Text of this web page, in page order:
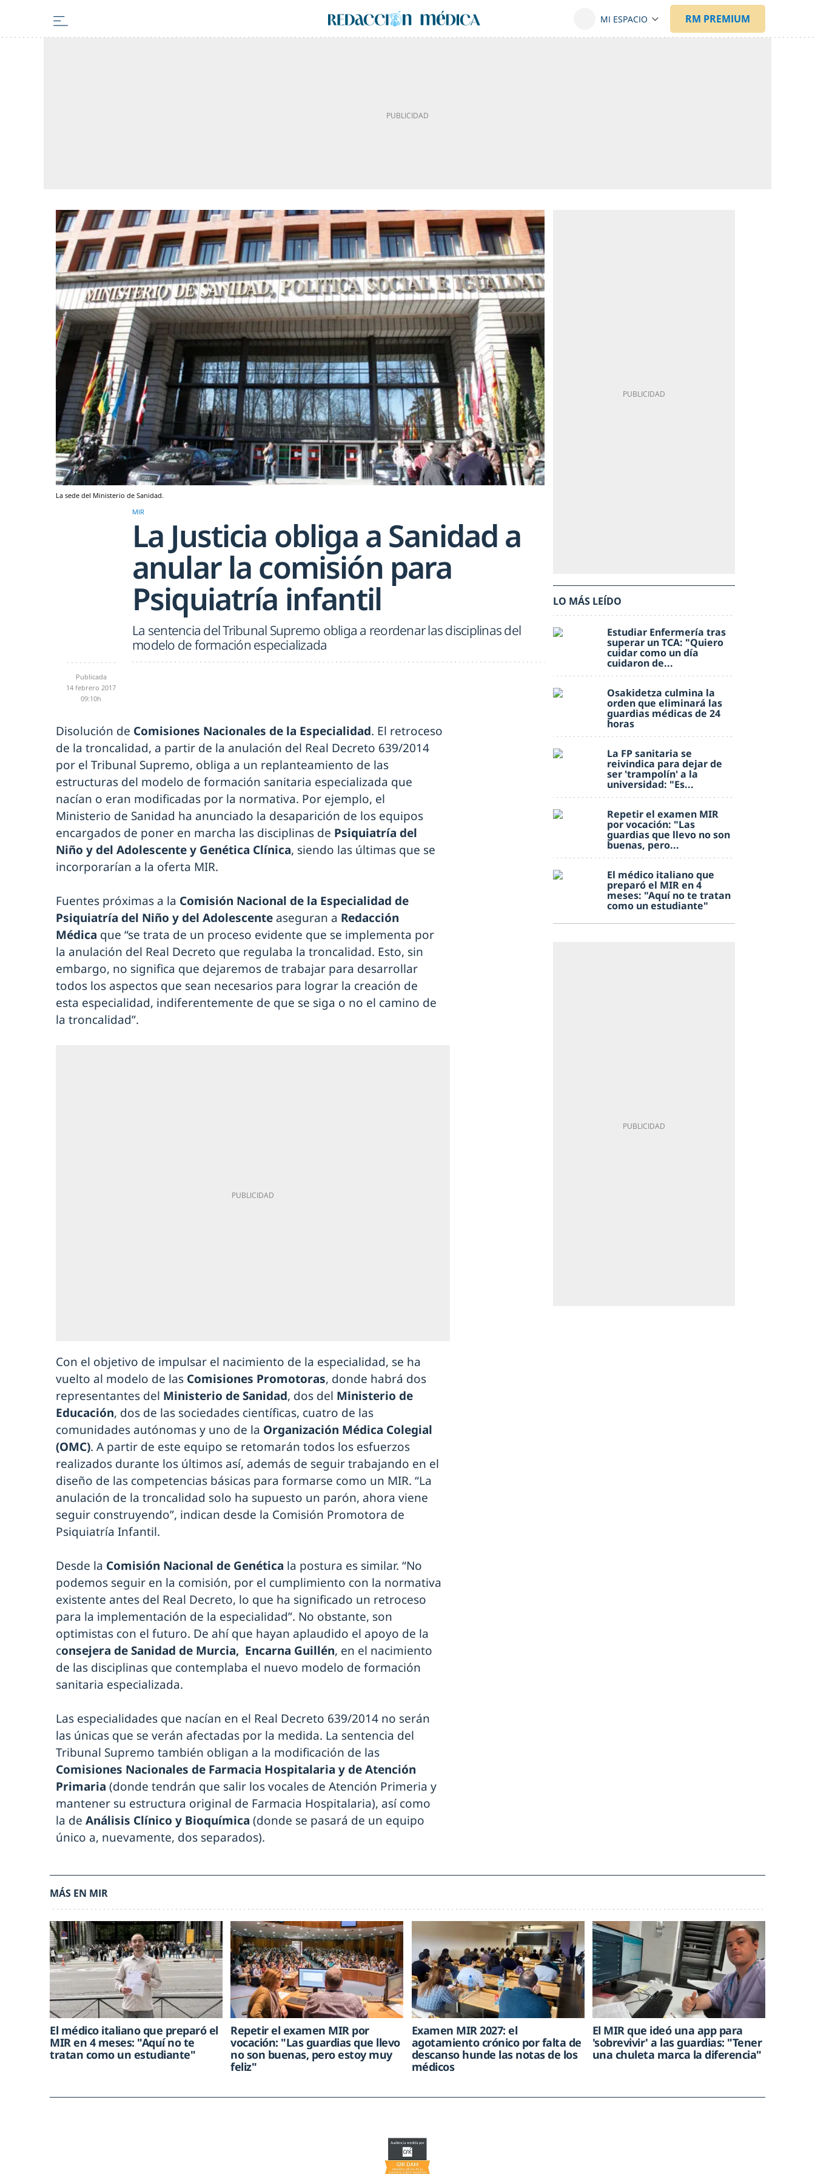
La sede del Ministerio de Sanidad.
MIR
La Justicia obliga a Sanidad a
anular la comisión para
Psiquiatría infantil
La sentencia del Tribunal Supremo obliga a reordenar las disciplinas del
modelo de formación especializada
Publicada
14 febrero 2017
09:10h
Disolución de Comisiones Nacionales de la Especialidad. El retroceso
de la troncalidad, a partir de la anulación del Real Decreto 639/2014
por el Tribunal Supremo, obliga a un replanteamiento de las
estructuras del modelo de formación sanitaria especializada que
nacían o eran modificadas por la normativa. Por ejemplo, el
Ministerio de Sanidad ha anunciado la desaparición de los equipos
encargados de poner en marcha las disciplinas de Psiquiatría del
Niño y del Adolescente y Genética Clínica, siendo las últimas que se
incorporarían a la oferta MIR.
Fuentes próximas a la Comisión Nacional de la Especialidad de
Psiquiatría del Niño y del Adolescente aseguran a Redacción
Médica que “se trata de un proceso evidente que se implementa por
la anulación del Real Decreto que regulaba la troncalidad. Esto, sin
embargo, no significa que dejaremos de trabajar para desarrollar
todos los aspectos que sean necesarios para lograr la creación de
esta especialidad, indiferentemente de que se siga o no el camino de
la troncalidad”.
Con el objetivo de impulsar el nacimiento de la especialidad, se ha
vuelto al modelo de las Comisiones Promotoras, donde habrá dos
representantes del Ministerio de Sanidad, dos del Ministerio de
Educación, dos de las sociedades científicas, cuatro de las
comunidades autónomas y uno de la Organización Médica Colegial
(OMC). A partir de este equipo se retomarán todos los esfuerzos
realizados durante los últimos así, además de seguir trabajando en el
diseño de las competencias básicas para formarse como un MIR. “La
anulación de la troncalidad solo ha supuesto un parón, ahora viene
seguir construyendo”, indican desde la Comisión Promotora de
Psiquiatría Infantil.
Desde la Comisión Nacional de Genética la postura es similar. “No
podemos seguir en la comisión, por el cumplimiento con la normativa
existente antes del Real Decreto, lo que ha significado un retroceso
para la implementación de la especialidad”. No obstante, son
optimistas con el futuro. De ahí que hayan aplaudido el apoyo de la
consejera de Sanidad de Murcia, Encarna Guillén, en el nacimiento
de las disciplinas que contemplaba el nuevo modelo de formación
sanitaria especializada.
Las especialidades que nacían en el Real Decreto 639/2014 no serán
las únicas que se verán afectadas por la medida. La sentencia del
Tribunal Supremo también obligan a la modificación de las
Comisiones Nacionales de Farmacia Hospitalaria y de Atención
Primaria (donde tendrán que salir los vocales de Atención Primeria y
mantener su estructura original de Farmacia Hospitalaria), así como
la de Análisis Clínico y Bioquímica (donde se pasará de un equipo
único a, nuevamente, dos separados).
LO MÁS LEÍDO
Estudiar Enfermería tras
superar un TCA: "Quiero
cuidar como un día
cuidaron de...
Osakidetza culmina la
orden que eliminará las
guardias médicas de 24
horas
La FP sanitaria se
reivindica para dejar de
ser 'trampolín' a la
universidad: "Es...
Repetir el examen MIR
por vocación: "Las
guardias que llevo no son
buenas, pero...
El médico italiano que
preparó el MIR en 4
meses: "Aquí no te tratan
como un estudiante"
MÁS EN MIR
El médico italiano que preparó el
MIR en 4 meses: "Aquí no te
tratan como un estudiante"
Repetir el examen MIR por
vocación: "Las guardias que llevo
no son buenas, pero estoy muy
feliz"
Examen MIR 2027: el
agotamiento crónico por falta de
descanso hunde las notas de los
médicos
El MIR que ideó una app para
'sobrevivir' a las guardias: "Tener
una chuleta marca la diferencia"